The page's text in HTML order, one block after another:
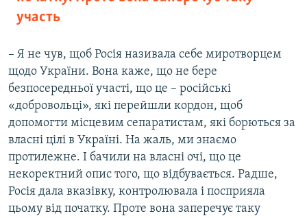
участь
– Я не чув, щоб Росія називала себе миротворцем
щодо України. Вона каже, що не бере
безпосередньої участі, що це – російські
«добровольці», які перейшли кордон, щоб
допомогти місцевим сепаратистам, які борються за
власні цілі в Україні. На жаль, ми знаємо
протилежне. І бачили на власні очі, що це
некоректний опис того, що відбувається. Радше,
Росія дала вказівку, контролювала і посприяла
цьому від початку. Проте вона заперечує таку